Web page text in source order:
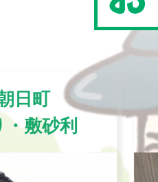
日町
敷砂利